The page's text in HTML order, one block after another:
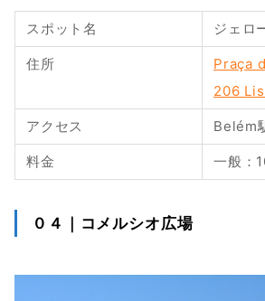
スポット名 ジェロ
住所
Praça
206
アクセス Belém
料金 一般：
０４｜コメルシオ広場